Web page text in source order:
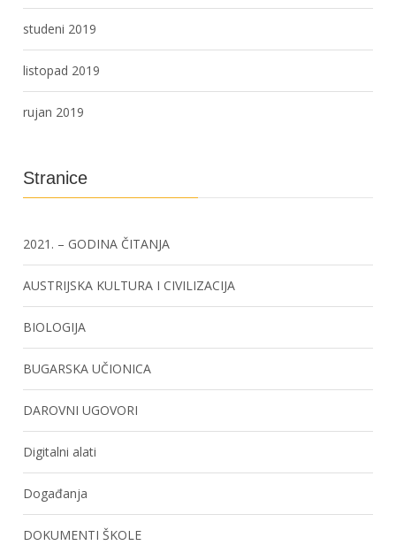
studeni 2019
listopad 2019
rujan 2019
Stranice
2021. – GODINA ČITANJA
AUSTRIJSKA KULTURA I CIVILIZACIJA
BIOLOGIJA
BUGARSKA UČIONICA
DAROVNI UGOVORI
Digitalni alati
Događanja
DOKUMENTI ŠKOLE